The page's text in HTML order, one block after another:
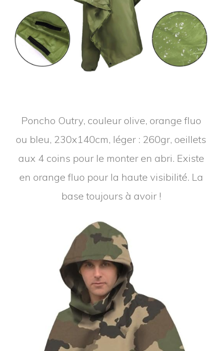
Poncho Outry, couleur olive, orange fluo
ou bleu, 230x140cm, léger : 260gr, oeillets
aux 4 coins pour le monter en abri. Existe
en orange fluo pour la haute visibilité. La
base toujours à avoir !